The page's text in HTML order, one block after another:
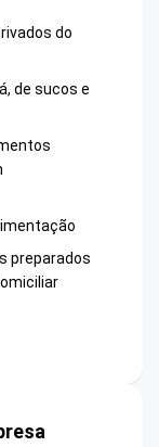
do
de sucos e
preparados